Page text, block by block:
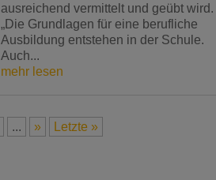
ausreichend vermittelt und geübt wird.
„Die Grundlagen für eine berufliche
Ausbildung entstehen in der Schule.
Auch...
mehr lesen
... » Letzte »